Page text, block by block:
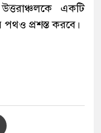
একটি
পথও প্রশস্ত করবে।